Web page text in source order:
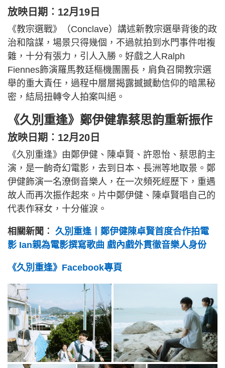
放映日期︰12月19日
《教宗選戰》（Conclave）講述新教宗選舉背後的政
治和陰謀，場景只得幾個，不過就拍到水門事件咁複
雜，十分有張力，引人入勝。好戲之人Ralph
Fiennes飾演羅馬教廷樞機團團長，肩負召開教宗選
舉的重大責任，過程中層層揭露撼撼動信仰的暗黑秘
密，結局扭轉令人拍案叫絕。
《久別重逢》鄭伊健靠蔡思韵重新振作
放映日期︰12月20日
《久別重逢》由鄭伊健、陳卓賢、許恩怡、蔡思韵主
演，是一齣奇幻電影，去到日本、長洲等地取景。鄭
伊健飾演一名潦倒音樂人，在一次頻死經歷下，重遇
故人而再次振作起來。片中鄭伊健、陳卓賢唱自己的
代表作冧女，十分催淚。
相關新聞︰ 久別重逢丨鄭伊健陳卓賢首度合作拍電
影 Ian親為電影撰寫歌曲 戲內戲外貫徹音樂人身份
《久別重逢》Facebook專頁